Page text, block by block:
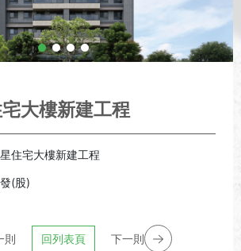
大樓新建工程
住宅大樓新建工程
(股)
則 回列表頁 下一則